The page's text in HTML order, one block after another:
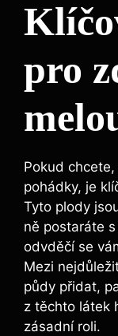
pro
Pokud
pohádky, je
Tyto plody
ně postaráte
⁣odvděčí se
Mezi
půdy přidat,
z těchto látek‌
zásadní roli.